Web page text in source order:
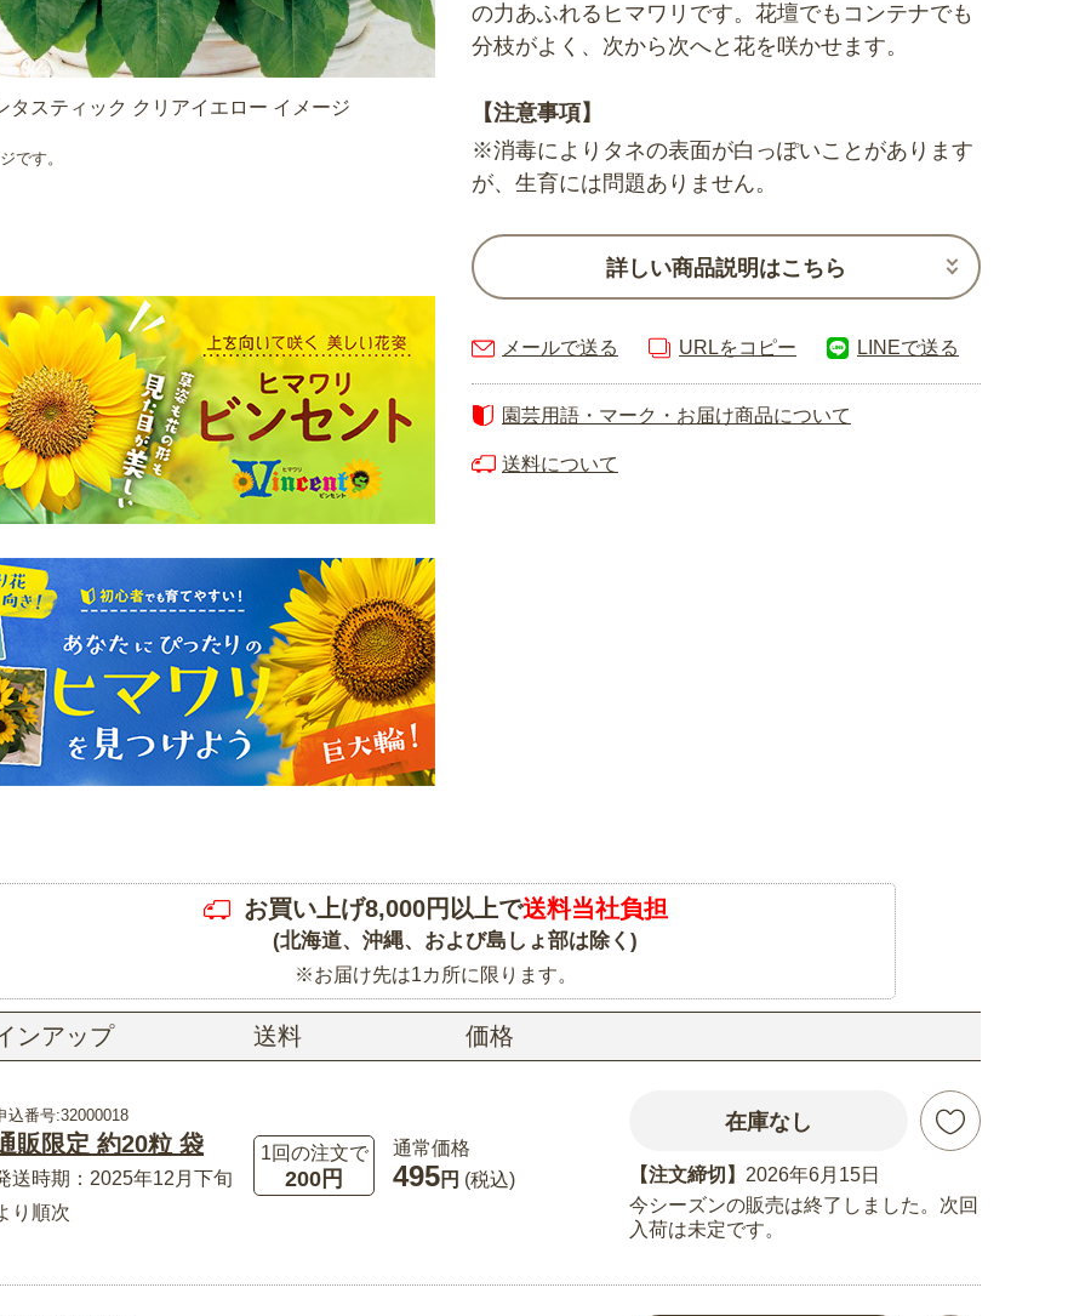
タスティック クリアイエロー イメージ
です。
の力あふれるヒマワリです。花壇でもコンテナでも
分枝がよく、次から次へと花を咲かせます。
【注意事項】
※消毒によりタネの表面が白っぽいことがあります
が、生育には問題ありません。
詳しい商品説明はこちら
メールで送る URLをコピー LINEで送る
園芸用語・マーク・お届け商品について
送料について
お買い上げ8,000円以上で送料当社負担
(北海道、沖縄、および島しょ部は除く)
※お届け先は1カ所に限ります。
ンアップ 送料 価格
込番号:32000018
販限定 約20粒 袋
送時期：2025年12月下旬
り順次
1回の注文で
200円
通常価格
495円 (税込)
在庫なし
【注文締切】 2026年6月15日
今シーズンの販売は終了しました。次回
入荷は未定です。